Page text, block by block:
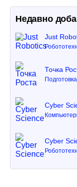
Недавно
Just
Точка
Cyber
Cyber